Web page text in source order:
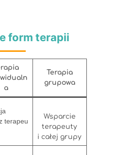
form terapii
a
Terapia
grupowa
terapeu
Wsparcie
terapeuty
i całej grupy